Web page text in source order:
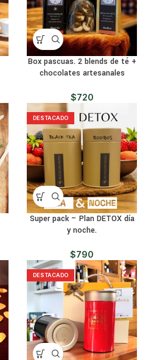
Box pascuas. 2 blends de té +
chocolates artesanales
$720
DESTACADO
Super pack – Plan DETOX día
y noche.
$790
DESTACADO